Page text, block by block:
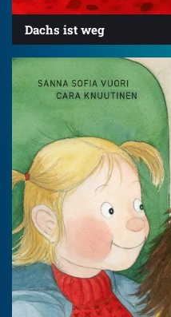
Dachs ist weg